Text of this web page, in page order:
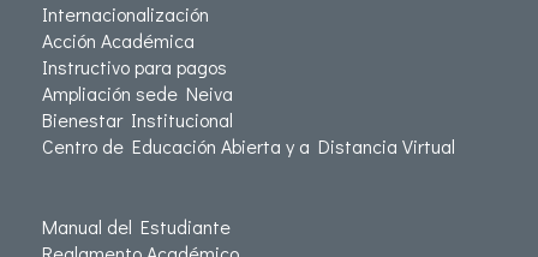
Internacionalización
Acción Académica
Instructivo para pagos
Ampliación sede Neiva
Bienestar Institucional
Centro de Educación Abierta y a Distancia Virtual
Manual del Estudiante